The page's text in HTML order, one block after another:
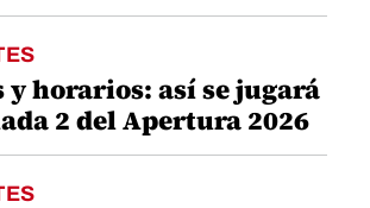
y horarios: así se jugará
2 del Apertura 2026